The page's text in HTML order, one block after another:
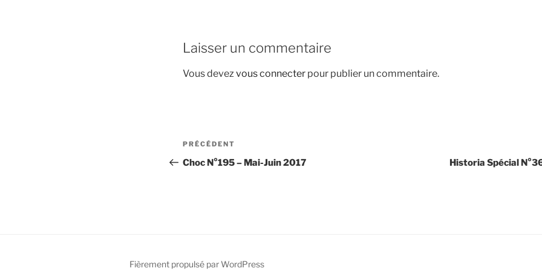
Laisser un commentaire
Vous devezvous connecter pour publier un commentaire.
Navigation
de
Article
précédent
PRÉCÉDENT
Choc N°195 – Mai-Juin 2017 Historia Spécial
Fièrement propulsé par WordPress